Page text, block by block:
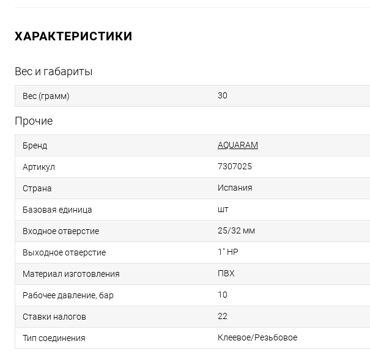
ХАРАКТЕРИСТИКИ
Вес и габариты
Вес (грамм) 30
Прочие
Бренд AQUARAM
Артикул 7307025
Страна Испания
Базовая единица шт
Входное отверстие 25/32 мм
Выходное отверстие 1" НР
Материал изготовления ПВХ
Рабочее давление, бар 10
Ставки налогов 22
Тип соединения Клеевое/Резьбовое